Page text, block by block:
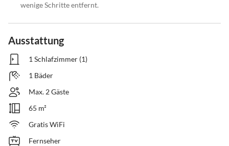
wenige Schritte entfernt.
Ausstattung
1 Schlafzimmer (1)
1 Bäder
Max. 2 Gäste
65 m²
Gratis WiFi
Fernseher